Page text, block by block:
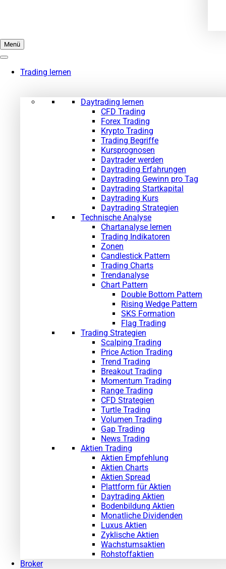
Menü
Trading lernen
Daytrading lernen
CFD Trading
Forex Trading
Krypto Trading
Trading Begriffe
Kursprognosen
Daytrader werden
Daytrading Erfahrungen
Daytrading Gewinn pro Tag
Daytrading Startkapital
Daytrading Kurs
Daytrading Strategien
Technische Analyse
Chartanalyse lernen
Trading Indikatoren
Zonen
Candlestick Pattern
Trading Charts
Trendanalyse
Chart Pattern
Double Bottom Pattern
Rising Wedge Pattern
SKS Formation
Flag Trading
Trading Strategien
Scalping Trading
Price Action Trading
Trend Trading
Breakout Trading
Momentum Trading
Range Trading
CFD Strategien
Turtle Trading
Volumen Trading
Gap Trading
News Trading
Aktien Trading
Aktien Empfehlung
Aktien Charts
Aktien Spread
Plattform für Aktien
Daytrading Aktien
Bodenbildung Aktien
Monatliche Dividenden
Luxus Aktien
Zyklische Aktien
Wachstumsaktien
Rohstoffaktien
Broker